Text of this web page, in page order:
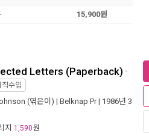
- 15,900원
Letters (Paperback) -
직수입
(엮은이) | Belknap Pr| 1986년 3
지 1,590원